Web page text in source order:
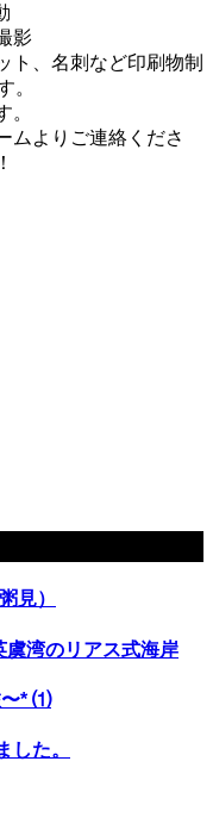
影
ト、名刺など印刷物制
。
。
ムよりご連絡くださ
見）
湾のリアス式海岸
〜* ⑴
した。